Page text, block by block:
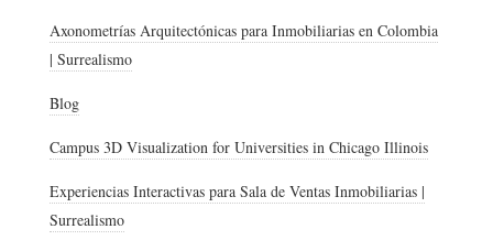
Axonometrías Arquitectónicas para Inmobiliarias en Colombia
| Surrealismo
Blog
Campus 3D Visualization for Universities in Chicago Illinois
Experiencias Interactivas para Sala de Ventas Inmobiliarias |
Surrealismo